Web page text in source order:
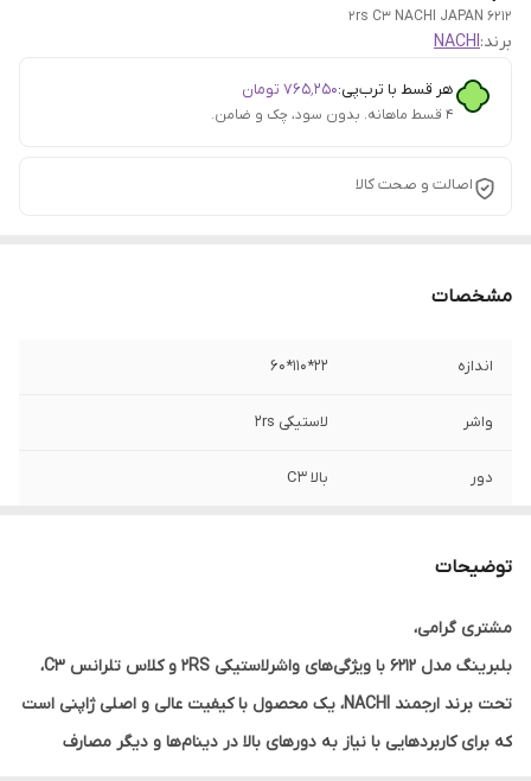
6212 2rs C3 NACHI JAPAN
برند:NACHI
هر قسط با ترب‌پی:۷۶۵٬۲۵۰ تومان
۴ قسط ماهانه. بدون سود، چک و ضامن.
اصالت و صحت کالا
مشخصات
اندازه 22*110*60
واشر لاستیکی 2rs
دور بالا C3
توضیحات
مشتری گرامی،
بلبرینگ مدل 6212 با ویژگی‌های واشرلاستیکی 2RS و کلاس تلرانس C3،
تحت برند ارجمند NACHI، یک محصول با کیفیت عالی و اصلی ژاپنی است
که برای کاربردهایی با نیاز به دورهای بالا در دینام‌ها و دیگر مصارف